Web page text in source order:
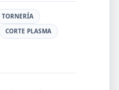
TORNERÍA
CORTE PLASMA